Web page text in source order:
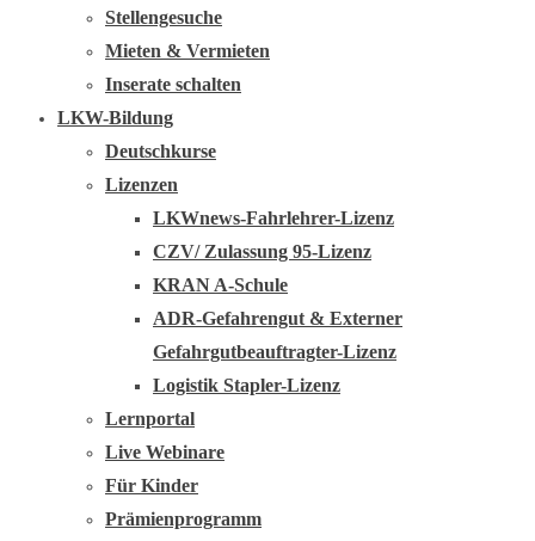
Stellengesuche
Mieten & Vermieten
Inserate schalten
LKW-Bildung
Deutschkurse
Lizenzen
LKWnews-Fahrlehrer-Lizenz
CZV/ Zulassung 95-Lizenz
KRAN A-Schule
ADR-Gefahrengut & Externer
Gefahrgutbeauftragter-Lizenz
Logistik Stapler-Lizenz
Lernportal
Live Webinare
Für Kinder
Prämienprogramm